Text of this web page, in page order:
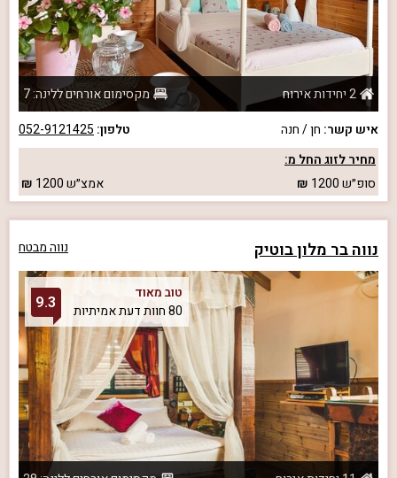
2 יחידות אירוח
מקסימום אורחים ללינה: 7
איש קשר: חן / חנה טלפון: 052-9121425
מחיר לזוג החל מ:
סופ״ש1200 אמצ״ש1200
נווה בר מלון בוטיק נווה מבטח
טוב מאוד
80 חוות דעת אמיתיות
9.3